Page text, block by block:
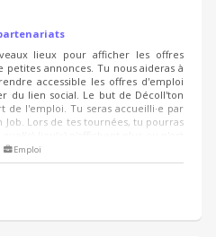
lieux pour afficher les offres
annonces. Tu nous aideras à
accessible les offres d'emploi
du lien social. Le but de Décoll'ton
de l'emploi. Tu seras accueilli·e par
Job. Lors de tes tournées, tu pourras
d'emploi.
Emploi